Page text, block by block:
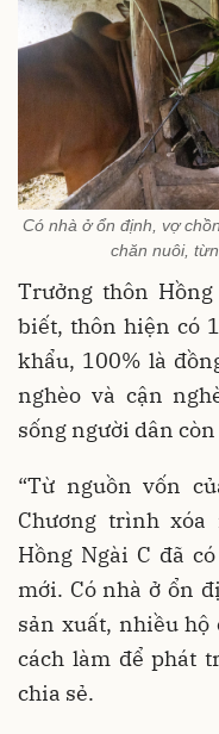
Có nhà ở ổn định, vợ
chăn nuôi,
Trưởng thôn
biết, thôn hiện có
khẩu, 100% là
nghèo và cận
sống người dân
“Từ nguồn vốn
Chương trình
Hồng Ngài C đã
mới. Có nhà ở ổn
sản xuất, nhiều
cách làm để phát
chia sẻ.